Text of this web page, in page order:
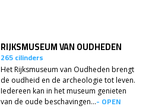
RIJKSMUSEUM VAN OUDHEDEN
265 cilinders
Het Rijksmuseum van Oudheden brengt
de oudheid en de archeologie tot leven.
Iedereen kan in het museum genieten
van de oude beschavingen...- OPEN